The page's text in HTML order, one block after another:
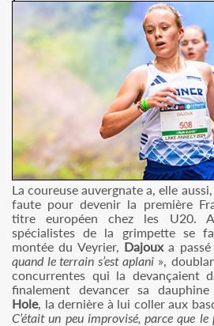
La coureuse auvergnate a, elle
faute pour devenir la première
titre européen chez les U20.
spécialistes de la grimpette se
montée du Veyrier, Dajouxa passé
quand le terrain s’est aplani»,
concurrentes qui la devançaient
finalement devancer sa dauphine
Hole, la dernière à lui coller aux
C’était un peu improvisé, parce que